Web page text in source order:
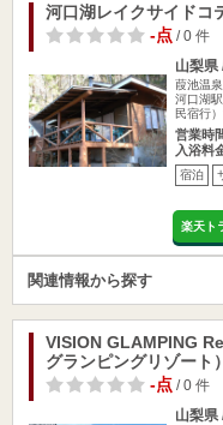
河口湖レイクサイドコ
-点/ 0 件
山梨県
葭池温
河口湖
民宿行
営業時
入浴料
宿泊
楽天ト
関連情報から探す
VISION GLAMPING
グランピングリゾート）
-点/ 0 件
山梨県